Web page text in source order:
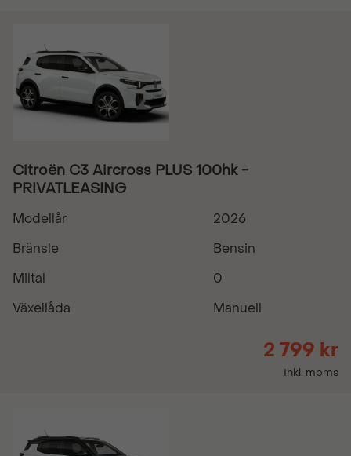
Citroën C3 Aircross PLUS 100hk -
PRIVATLEASING
Modellår
2026
Bränsle
Bensin
Miltal
0
Växellåda
Manuell
2 799 kr
Inkl. moms